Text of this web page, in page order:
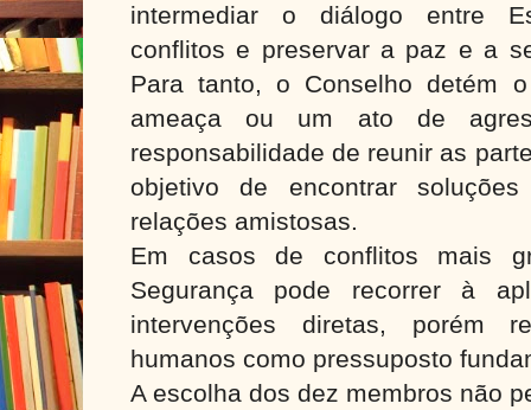
intermediar o diálogo entre
conflitos e preservar a paz e a
Para tanto, o Conselho detém
ameaça ou um ato de
responsabilidade de reunir as
objetivo de encontrar
relações amistosas.
Em casos de conflitos mais
Segurança pode recorrer à
intervenções diretas, porém
humanos como pressuposto
A escolha dos dez membros não